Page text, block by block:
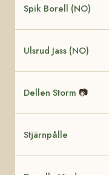
Spik Borell (NO)
Ulsrud Jass (NO)
Dellen Storm 📷
Stjärnpålle